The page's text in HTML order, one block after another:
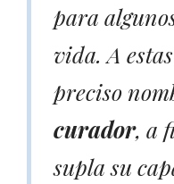
para
vida. A
preciso
curador, a
supla su